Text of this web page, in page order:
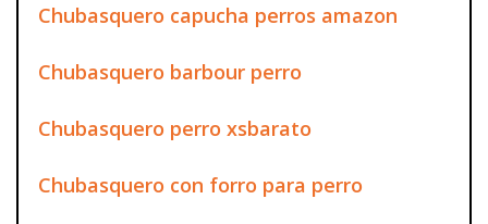
Chubasquero capucha perros amazon
Chubasquero barbour perro
Chubasquero perro xsbarato
Chubasquero con forro para perro